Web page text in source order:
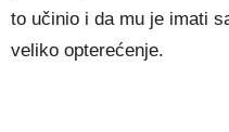
to učinio i da mu je imati
veliko opterećenje.